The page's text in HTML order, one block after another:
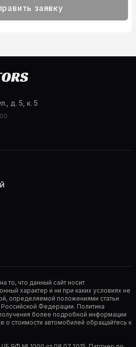
заявку
д. 5, к. 5
то, что данный сайт носит
характер и ни при каких условиях не
определяемой положениями статьи
Федерации. Политика
более подробной информации
о стоимости автомобилей обращайтесь к